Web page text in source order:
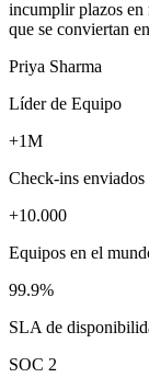
incumplir plazos en
que se conviertan
Priya Sharma
Líder de Equipo
+1M
Check-ins enviados
+10.000
Equipos en el
99.9%
SLA de
SOC 2